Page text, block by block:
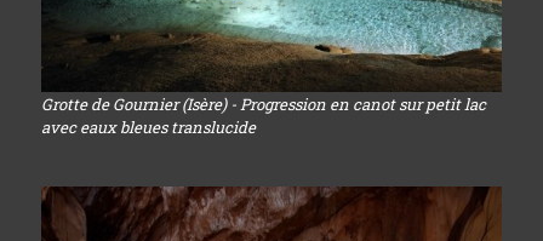
Grotte de Gournier (Isère) - Progression en canot sur petit lac
avec eaux bleues translucide